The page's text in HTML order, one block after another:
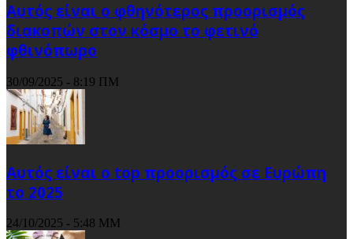
Αυτός είναι ο φθηνότερος προορισμός
διακοπών στον κόσμο το φετινό
φθινόπωρο
30/09/2025 - 8:19 ΠΜ
Αυτός είναι ο top προορισμός σε Ευρώπη
το 2025
24/10/2025 - 5:48 ΜΜ